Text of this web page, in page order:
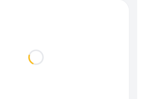
Loading...